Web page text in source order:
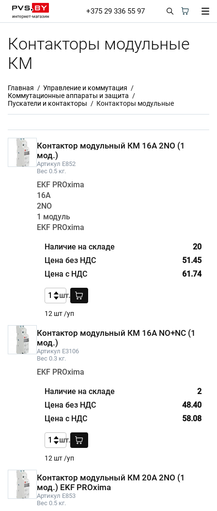
+375 29 336 55 97
Контакторы модульные
КМ
Главная
Управление и коммутация
Коммутационные аппараты и защита
Пускатели и контакторы
Контакторы модульные
Контактор модульный КМ 16А 2NО (1
мод.)
Артикул E852
Вес 0.5 кг.
EKF PROxima
16А
2NО
1 модуль
EKF PROxima
20
12 шт /уп
51.45
61.74
шт.
Контактор модульный КМ 16А NО+NC (1
мод.)
Артикул E3106
Вес 0.3 кг.
EKF PROxima
2
12 шт /уп
48.40
58.08
шт.
Контактор модульный КМ 20А 2NО (1
мод.) EKF PROxima
Артикул E853
Вес 0.5 кг.